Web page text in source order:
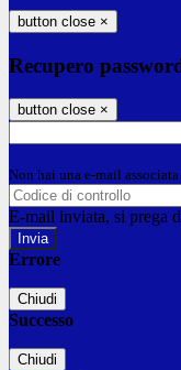
button close ×
Recupero
button close ×
Non hai una e-mail
E-mail inviata, si prega
Errore
Chiudi
Successo
Chiudi